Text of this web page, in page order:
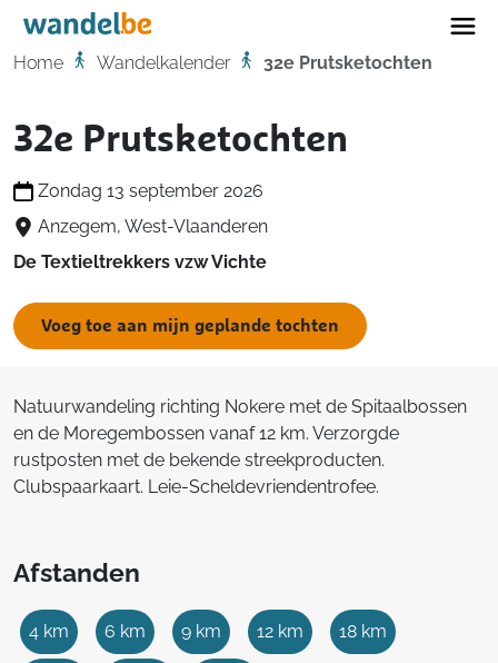
Home
Home Wandelkalender 32e Prutsketochten
32e Prutsketochten
Zondag 13 september 2026
Anzegem, West-Vlaanderen
De Textieltrekkers vzw Vichte
Voeg toe aan mijn geplande tochten
Natuurwandeling richting Nokere met de Spitaalbossen
en de Moregembossen vanaf 12 km. Verzorgde
rustposten met de bekende streekproducten.
Clubspaarkaart. Leie-Scheldevriendentrofee.
Afstanden
4 km 6 km 9 km 12 km 18 km